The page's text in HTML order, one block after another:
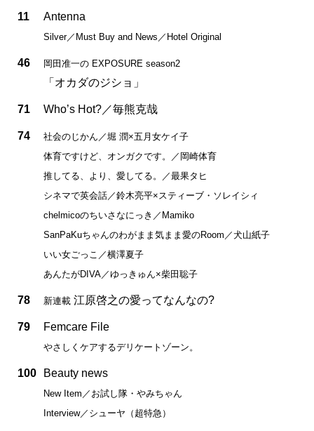
11 Antenna
Silver／Must Buy and News／Hotel Original
46 岡田准一の EXPOSURE season2
「オカダのジショ」
71 Who’s Hot?／毎熊克哉
74
社会のじかん／堀 潤×五月女ケイ子
体育ですけど、オンガクです。／岡崎体育
推してる、より、愛してる。／最果タヒ
シネマで英会話／鈴木亮平×スティーブ・ソレイシィ
chelmicoのちいさなにっき／Mamiko
SanPaKuちゃんのわがまま気まま愛のRoom／犬山紙子
いい女ごっこ／横澤夏子
あんたがDIVA／ゆっきゅん×柴田聡子
78 新連載 江原啓之の愛ってなんなの?
79 Femcare File
やさしくケアするデリケートゾーン。
100 Beauty news
New Item／お試し隊・やみちゃん
Interview／シューヤ（超特急）